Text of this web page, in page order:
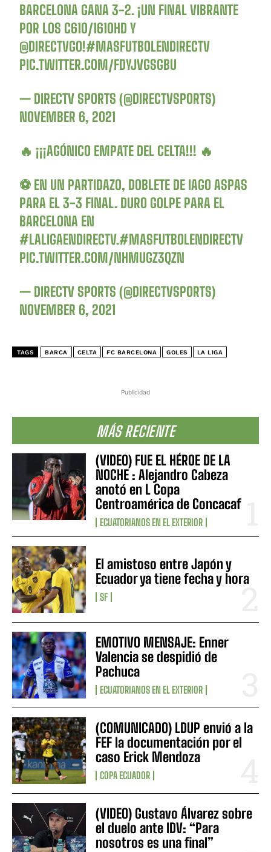
Publicidad
MÁS RECIENTE
(VIDEO) FUE EL HÉROE DE LA
NOCHE : Alejandro Cabeza
anotó en L Copa
Centroamérica de Concacaf
ECUATORIANOS EN EL EXTERIOR
El amistoso entre Japón y
Ecuador ya tiene fecha y hora
SF
EMOTIVO MENSAJE: Enner
Valencia se despidió de
Pachuca
ECUATORIANOS EN EL EXTERIOR
(COMUNICADO) LDUP envió a la
FEF la documentación por el
caso Erick Mendoza
COPA ECUADOR
(VIDEO) Gustavo Álvarez sobre
el duelo ante IDV: “Para
nosotros es una final”
BARCELONA GANA 3-2. ¡UN FINAL VIBRANTE
POR LOS C610/1610HD Y
@DIRECTVGO!#MASFUTBOLENDIRECTV
PIC.TWITTER.COM/FDYJVGSGBU
— DIRECTV SPORTS (@DIRECTVSPORTS)
NOVEMBER 6, 2021
🔥 ¡¡¡AGÓNICO EMPATE DEL CELTA!!! 🔥
⚽️ EN UN PARTIDAZO, DOBLETE DE IAGO ASPAS
PARA EL 3-3 FINAL. DURO GOLPE PARA EL
BARCELONA EN
#LALIGAENDIRECTV.#MASFUTBOLENDIRECTV
PIC.TWITTER.COM/NHMUGZ3QZN
— DIRECTV SPORTS (@DIRECTVSPORTS)
NOVEMBER 6, 2021
TAGS BARCA CELTA FC BARCELONA GOLES LA LIGA